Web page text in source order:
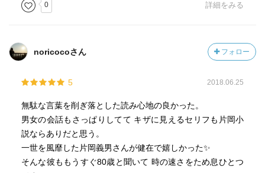
0 詳細をみる
noricocoさん フォロー
5 2018.06.25
無駄な言葉を削ぎ落とした読み心地の良かった。
男女の会話もさっぱりしてて キザに見えるセリフも片岡小
説ならありだと思う。
一世を風靡した片岡義男さんが健在で嬉しかった✨
そんな彼ももうすぐ80歳と聞いて 時の速さをため息ひとつ